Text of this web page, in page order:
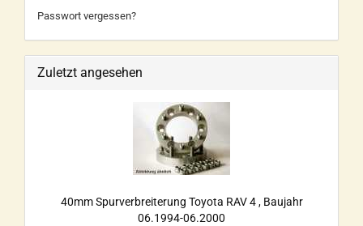
Passwort vergessen?
Zuletzt angesehen
40mm Spurverbreiterung Toyota RAV 4 , Baujahr
06.1994-06.2000